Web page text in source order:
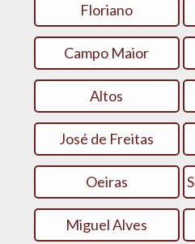
Floriano
Campo Maior
Altos
José de Freitas
Oeiras
Miguel Alves